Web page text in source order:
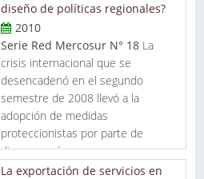
diseño de políticas regionales?
2010
Serie Red Mercosur N° 18 La
crisis internacional que se
desencadenó en el segundo
semestre de 2008 llevó a la
adopción de medidas
proteccionistas por parte de
diversos países...
La exportación de servicios en